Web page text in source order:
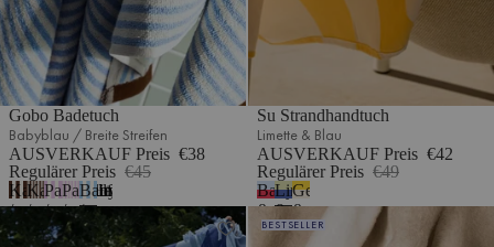
Gobo Badetuch
Babyblau / Breite Streifen
AUSVERKAUF Preis €38
Regulärer Preis €45
Kakaobraun
/
Breite
Kakaobraun
/
Breite
Pastellflieder
/
Breite
Pastellflieder
/
Schmale
Babyblau
/
Schmale
1
Su Strandhandtuch
Limette & Blau
AUSVERKAUF Preis €42
Regulärer Preis €49
Babyblau
&
Rot
Limette
&
Blau
Gelb
&
Beige
Nugo Strandtuch Tul Überwurf
BESTSELLER